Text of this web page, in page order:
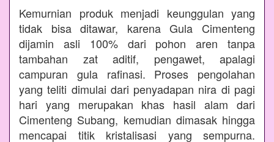
Kemurnian produk menjadi keunggulan yang
tidak bisa ditawar, karena Gula Cimenteng
dijamin asli 100% dari pohon aren tanpa
tambahan zat aditif, pengawet, apalagi
campuran gula rafinasi. Proses pengolahan
yang teliti dimulai dari penyadapan nira di pagi
hari yang merupakan khas hasil alam dari
Cimenteng Subang, kemudian dimasak hingga
mencapai titik kristalisasi yang sempurna.